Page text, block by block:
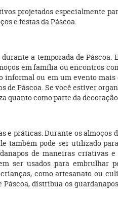
projetados especialmente
e festas da Páscoa.
a temporada de Páscoa.
em família ou encontros
ou em um evento mais
de Páscoa. Se você estiver
quanto como parte da
e práticas. Durante os almoços
também pode ser utilizado
de maneiras criativas
ser usados para embrulhar
como artesanato ou
distribua os